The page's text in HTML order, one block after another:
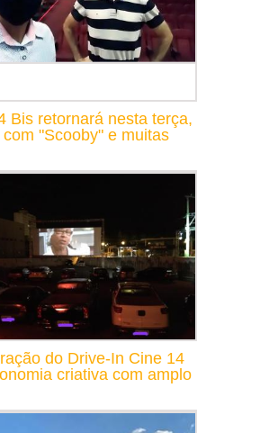
Bis retornará nesta terça,
"Scooby" e muitas
do Drive-In Cine 14
criativa com amplo